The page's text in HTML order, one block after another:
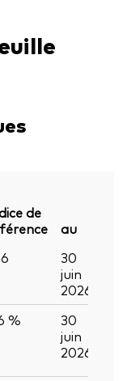
de
au
30
juin
2026
%
30
juin
2026